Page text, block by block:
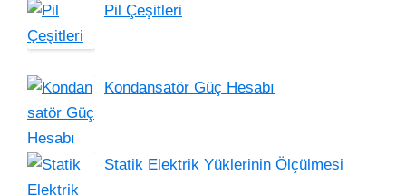
Pil Çeşitleri
Kondansatör Güç Hesabı
Statik Elektrik Yüklerinin Ölçülmesi